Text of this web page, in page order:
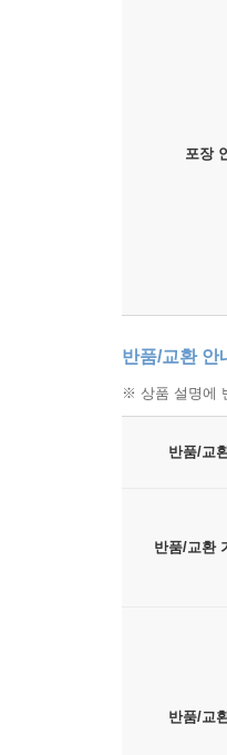
포장
반품/교환 안
※ 상품 설명에
반품/교
반품/교환
반품/교